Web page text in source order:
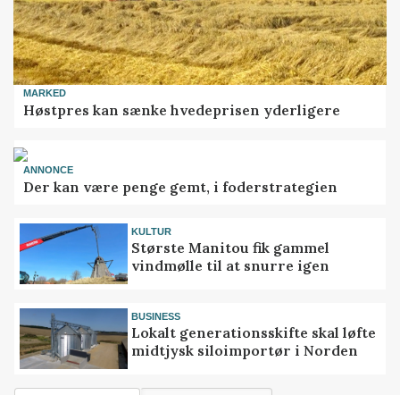
MARKED
Høstpres kan sænke hvedeprisen yderligere
ANNONCE
Der kan være penge gemt, i foderstrategien
KULTUR
Største Manitou fik gammel
vindmølle til at snurre igen
BUSINESS
Lokalt generationsskifte skal løfte
midtjysk siloimportør i Norden